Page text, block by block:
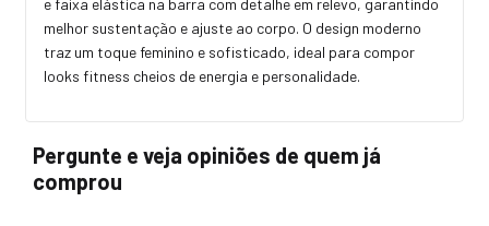
melhor sustentação e ajuste ao corpo. O design moderno
traz um toque feminino e sofisticado, ideal para compor
looks fitness cheios de energia e personalidade.
Pergunte e veja opiniões de quem já
comprou